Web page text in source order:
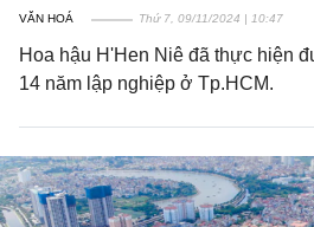
VĂN HOÁ Thứ 7, 09/11/2024 | 10:47
Hoa hậu H'Hen Niê đã thực hiện
14 năm lập nghiệp ở Tp.HCM.